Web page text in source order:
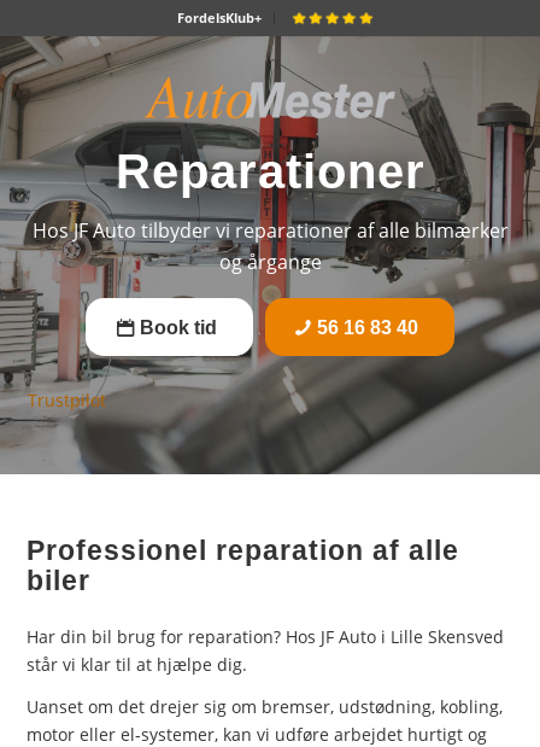
FordelsKlub+
Reparationer
Hos JF Auto tilbyder vi reparationer af alle bilmærker
og årgange
Book tid 56 16 83 40
Trustpilot
Professionel reparation af alle
biler
Har din bil brug for reparation? Hos JF Auto i Lille Skensved
står vi klar til at hjælpe dig.
Uanset om det drejer sig om bremser, udstødning, kobling,
motor eller el-systemer, kan vi udføre arbejdet hurtigt og